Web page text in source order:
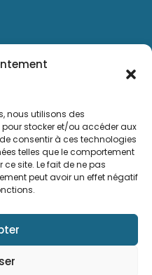
nous utilisons des
stocker et/ou accéder aux
consentir à ces technologies
telles que le comportement
site. Le fait de ne pas
peut avoir un effet négatif
Cookies (UE)
à la pandémie
La Réunion.